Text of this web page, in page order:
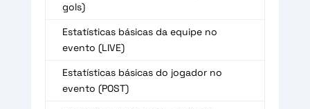
gols)
Estatísticas básicas da equipe no
evento (LIVE)
Estatísticas básicas do jogador no
evento (POST)